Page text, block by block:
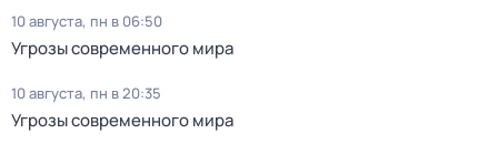
10 августа, пн в 06:50
Угрозы современного мира
10 августа, пн в 20:35
Угрозы современного мира